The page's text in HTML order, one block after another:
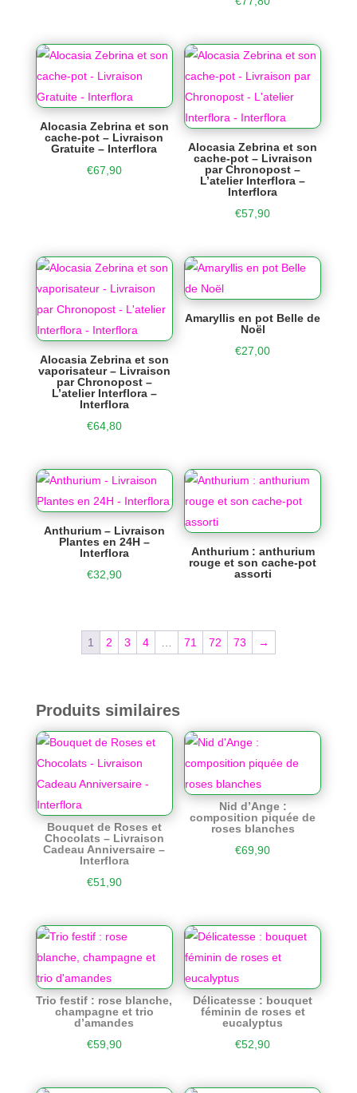
Alocasia Zebrina et son
cache-pot – Livraison
Gratuite – Interflora
€67,90
Alocasia Zebrina et son
cache-pot – Livraison
par Chronopost –
L’atelier Interflora –
Interflora
€57,90
Alocasia Zebrina et son
vaporisateur – Livraison
par Chronopost –
L’atelier Interflora –
Interflora
€64,80
Amaryllis en pot Belle de
Noël
€27,00
Anthurium – Livraison
Plantes en 24H –
Interflora
€32,90
Anthurium : anthurium
rouge et son cache-pot
assorti
1 2 3 4 71 72 73 →
Produits similaires
Bouquet de Roses et
Chocolats – Livraison
Cadeau Anniversaire –
Interflora
€51,90
Nid d’Ange :
composition piquée de
roses blanches
€69,90
Trio festif : rose blanche,
champagne et trio
d’amandes
€59,90
Délicatesse : bouquet
féminin de roses et
eucalyptus
€52,90